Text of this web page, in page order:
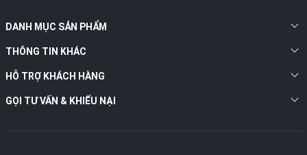
DANH MỤC SẢN PHẨM
THÔNG TIN KHÁC
HỖ TRỢ KHÁCH HÀNG
GỌI TƯ VẤN & KHIẾU NẠI